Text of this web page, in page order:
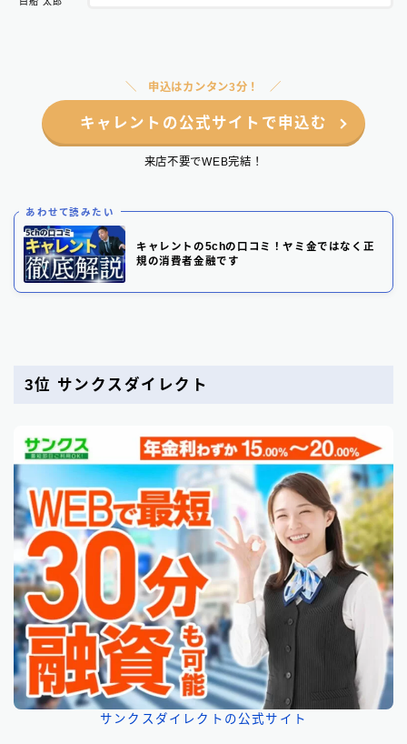
申込はカンタン3分！
キャレントの公式サイトで申込む
来店不要でWEB完結！
あわせて読みたい
キャレントの5chの口コミ！ヤミ金ではなく正
規の消費者金融です
3位 サンクスダイレクト
サンクスダイレクトの公式サイト